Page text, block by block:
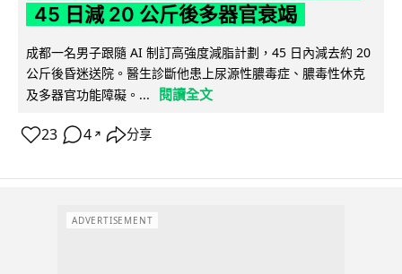
45 日減 20 公斤後多器官衰竭
成都一名男子跟隨 AI 制訂高強度減脂計劃，45 日內減去約 20
公斤後昏迷送院。醫生診斷他患上尿源性膿毒症、膿毒性休克
及多器官功能障礙。...
閱讀全文
23 4 ↗ 分享
ADVERTISEMENT